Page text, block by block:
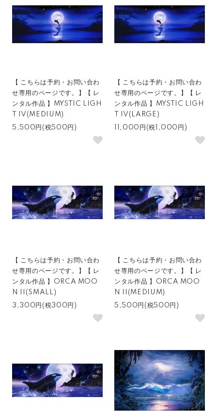
【 こちらは予約・お問い合わ
せ専用のページです。】【 レ
ンタル作品 】MYSTIC LIGH
T IV(MEDIUM)
5,500円(税500円)
【 こちらは予約・お問い合わ
せ専用のページです。】【 レ
ンタル作品 】MYSTIC LIGH
T IV(LARGE)
11,000円(税1,000円)
【 こちらは予約・お問い合わ
せ専用のページです。】【 レ
ンタル作品 】ORCA MOO
N II(SMALL)
3,300円(税300円)
【 こちらは予約・お問い合わ
せ専用のページです。】【 レ
ンタル作品 】ORCA MOO
N II(MEDIUM)
5,500円(税500円)